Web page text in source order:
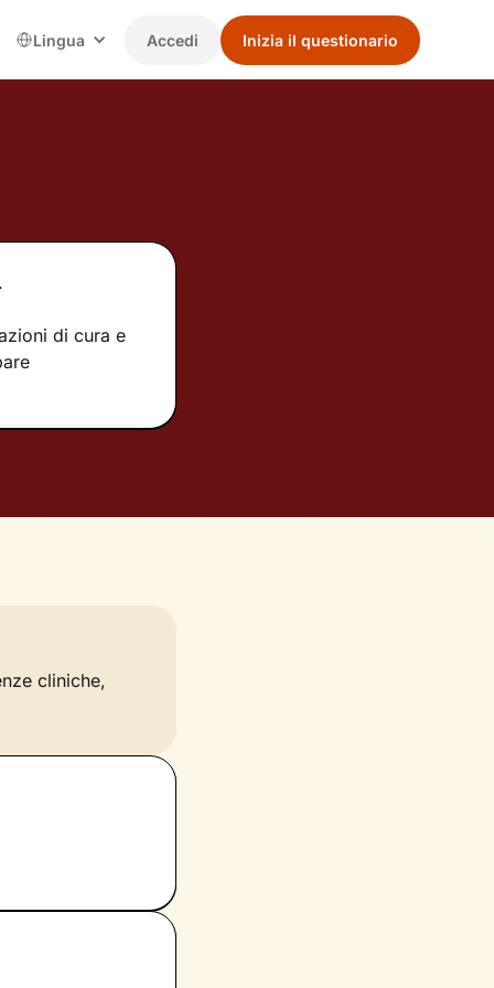
Lingua Accedi Inizia il questionario
.
di cura e
cliniche,